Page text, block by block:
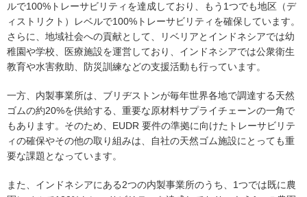
ルで100%トレーサビリティを達成しており、もう1つでも地区（デ
ィストリクト）レベルで100%トレーサビリティを確保しています。
さらに、地域社会への貢献として、リベリアとインドネシアでは幼
稚園や学校、医療施設を運営しており、インドネシアでは公衆衛生
教育や水害救助、防災訓練などの支援活動も行っています。
一方、内製事業所は、ブリヂストンが毎年世界各地で調達する天然
ゴムの約20%を供給する、重要な原材料サプライチェーンの一角で
もあります。そのため、EUDR 要件の準拠に向けたトレーサビリテ
ィの確保やその他の取り組みは、自社の天然ゴム施設にとっても重
要な課題となっています。
また、インドネシアにある2つの内製事業所のうち、1つでは既に農